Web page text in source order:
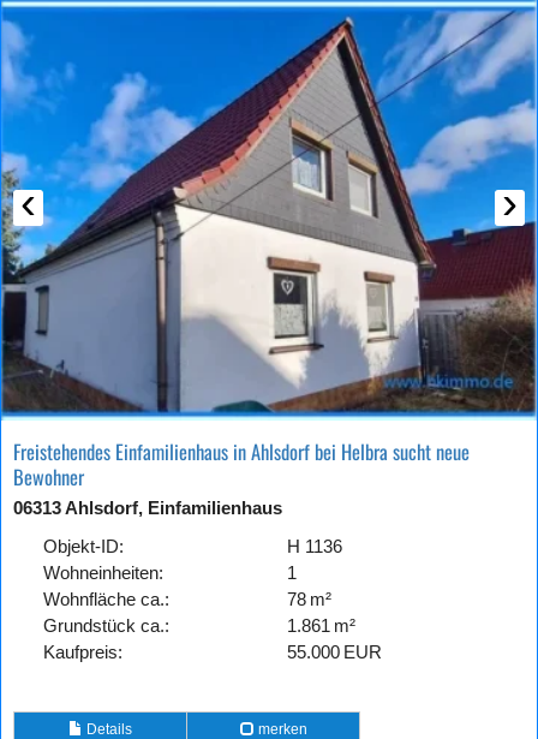
‹ ›
Freistehendes Einfamilienhaus in Ahlsdorf bei Helbra sucht neue
Bewohner
06313 Ahlsdorf, Einfamilienhaus
Objekt-ID:
H 1136
Wohneinheiten:
1
Wohnfläche ca.:
78 m²
Grund­stück ca.:
1.861 m²
Kaufpreis:
55.000 EUR
Details merken